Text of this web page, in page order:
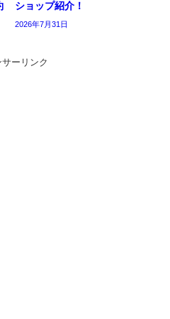
ショップ紹介！
2026年7月31日
サーリンク